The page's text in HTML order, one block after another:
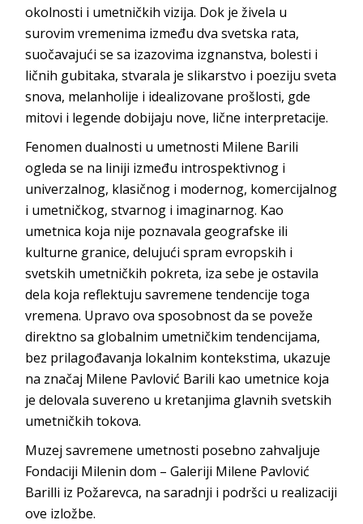
okolnosti i umetničkih vizija. Dok je živela u
surovim vremenima između dva svetska rata,
suočavajući se sa izazovima izgnanstva, bolesti i
ličnih gubitaka, stvarala je slikarstvo i poeziju sveta
snova, melanholije i idealizovane prošlosti, gde
mitovi i legende dobijaju nove, lične interpretacije.
Fenomen dualnosti u umetnosti Milene Barili
ogleda se na liniji između introspektivnog i
univerzalnog, klasičnog i modernog, komercijalnog
i umetničkog, stvarnog i imaginarnog. Kao
umetnica koja nije poznavala geografske ili
kulturne granice, delujući spram evropskih i
svetskih umetničkih pokreta, iza sebe je ostavila
dela koja reflektuju savremene tendencije toga
vremena. Upravo ova sposobnost da se poveže
direktno sa globalnim umetničkim tendencijama,
bez prilagođavanja lokalnim kontekstima, ukazuje
na značaj Milene Pavlović Barili kao umetnice koja
je delovala suvereno u kretanjima glavnih svetskih
umetničkih tokova.
Muzej savremene umetnosti posebno zahvaljuje
Fondaciji Milenin dom – Galeriji Milene Pavlović
Barilli iz Požarevca, na saradnji i podršci u realizaciji
ove izložbe.